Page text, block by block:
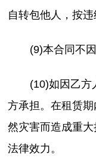
自转包他人，按违
(9)本合同不
(10)如因乙方
方承担。在租赁
然灾害而造成重
法律效力。